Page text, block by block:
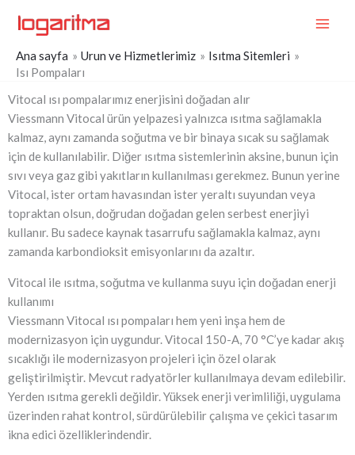
atla
Ana sayfa Urun ve Hizmetlerimiz
Isıtma Sitemleri
Isı Pompaları
Vitocal ısı pompalarımız enerjisini doğadan alır
Viessmann Vitocal ürün yelpazesi yalnızca ısıtma sağlamakla
kalmaz, aynı zamanda soğutma ve bir binaya sıcak su sağlamak
için de kullanılabilir. Diğer ısıtma sistemlerinin aksine, bunun için
sıvı veya gaz gibi yakıtların kullanılması gerekmez. Bunun yerine
Vitocal, ister ortam havasından ister yeraltı suyundan veya
topraktan olsun, doğrudan doğadan gelen serbest enerjiyi
kullanır. Bu sadece kaynak tasarrufu sağlamakla kalmaz, aynı
zamanda karbondioksit emisyonlarını da azaltır.
Vitocal ile ısıtma, soğutma ve kullanma suyu için doğadan enerji
kullanımı
Viessmann Vitocal ısı pompaları hem yeni inşa hem de
modernizasyon için uygundur. Vitocal 150-A, 70 °C’ye kadar akış
sıcaklığı ile modernizasyon projeleri için özel olarak
geliştirilmiştir. Mevcut radyatörler kullanılmaya devam edilebilir.
Yerden ısıtma gerekli değildir. Yüksek enerji verimliliği, uygulama
üzerinden rahat kontrol, sürdürülebilir çalışma ve çekici tasarım
ikna edici özelliklerindendir.